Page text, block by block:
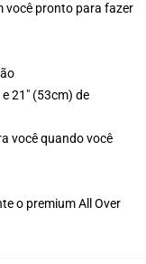
você pronto para fazer
21" (53cm) de
você quando você
o premium All Over